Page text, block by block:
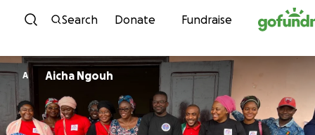
Skip to content
Search Donate Fundraise
A Aicha Ngouh